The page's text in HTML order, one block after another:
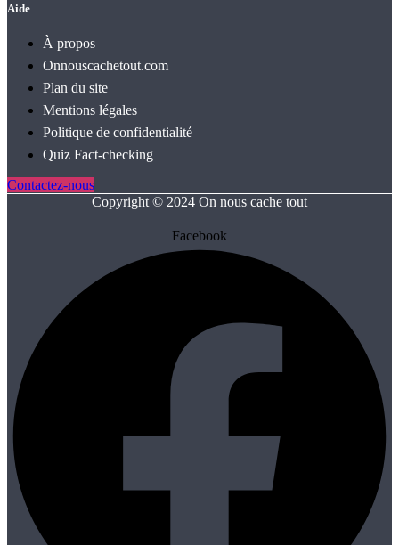
Aide
À propos
Onnouscachetout.com
Plan du site
Mentions légales
Politique de confidentialité
Quiz Fact‑checking
Contactez-nous
Copyright © 2024 On nous cache tout
Facebook